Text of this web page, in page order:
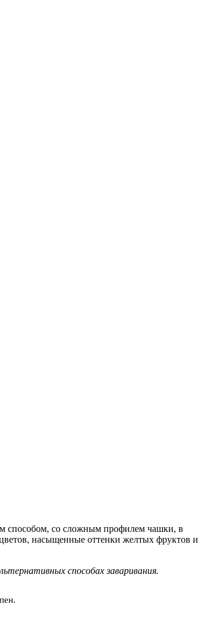
со сложным профилем чашки, в
насыщенные оттенки желтых фруктов и
способах заваривания.